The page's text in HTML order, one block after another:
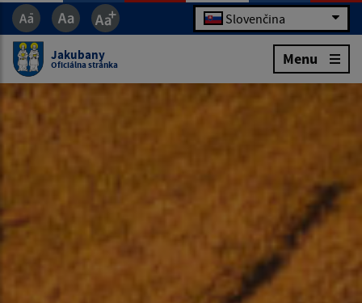
Slovenčina
Jakubany
Oficiálna stránka Menu